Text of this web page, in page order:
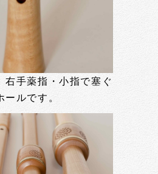
右手薬指・小指で塞ぐ
ルです。